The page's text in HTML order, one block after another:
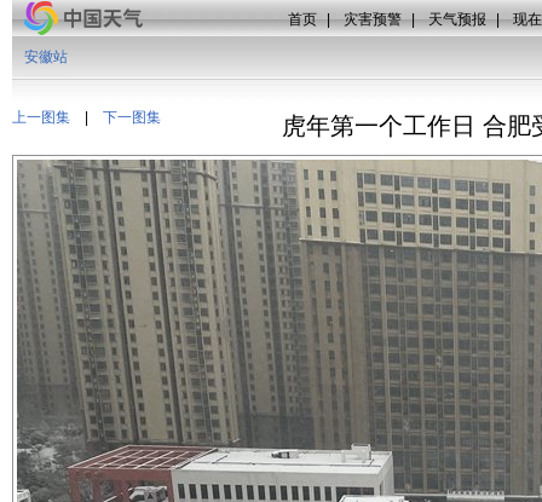
首页 | 灾害预警 | 天气预报 | 现
上一图集 下一图集
安徽站
虎年第一个工作日 合